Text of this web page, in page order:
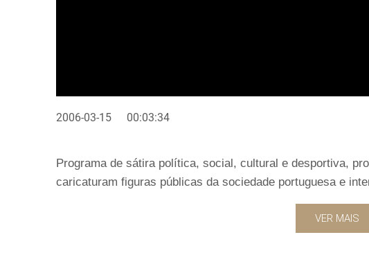
2006-03-15 00:03:34
Programa de sátira política, social, cultural e desportiva,
caricaturam figuras públicas da sociedade portuguesa e
VER MAIS